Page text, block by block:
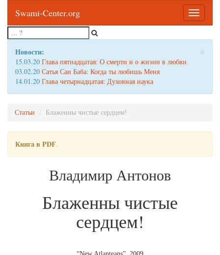
Toggle
Swami-Center.org
×
Новости:
15.03.20 Глава пятнадцатая: О смерти и о жизни в любви
03.02.20 Сатья Саи Баба: Когда ты любишь Меня
14.01.20 Глава четырнадцатая: Духовная наука
Статьи Блаженны чистые сердцем!
Книга в PDF.
Владимир Антонов
Блаженны чистые
сердцем!